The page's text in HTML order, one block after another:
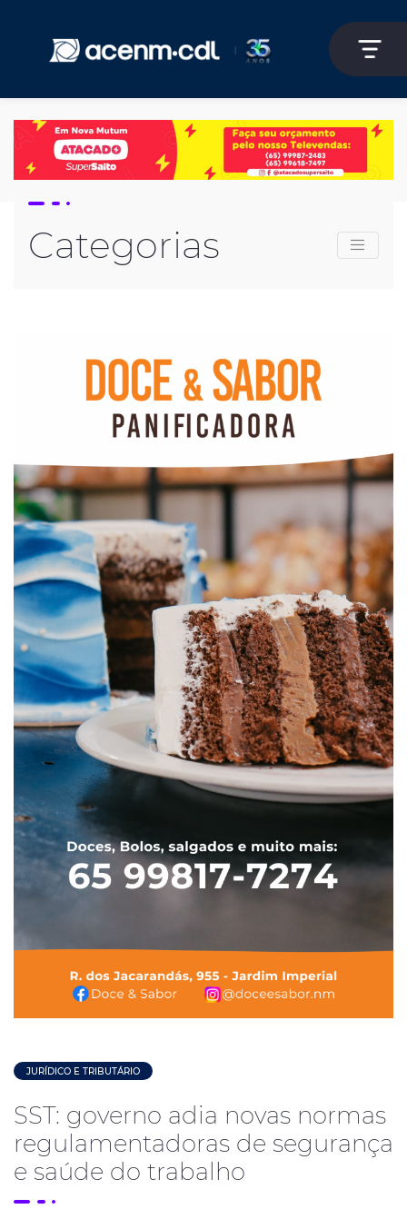
JURÍDICO E TRIBUTÁRIO
SST: governo adia novas normas
regulamentadoras de segurança
e saúde do trabalho
Categorias